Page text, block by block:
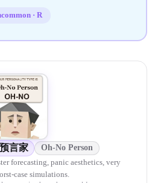
· R
言家 Oh-No Person
forecasting, panic aesthetics, very
case simulations.